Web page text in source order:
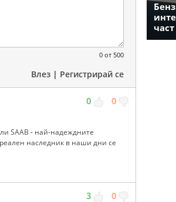
0 от 500
Влез | Регистрирай се
0 0
SAAB - най-надеждните
наследник в наши дни се
3 0
част